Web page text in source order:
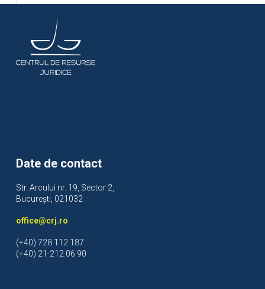
Date de contact
Str. Arcului nr. 19, Sector 2,
București, 021032
office@crj.ro
(+40) 728 112 187
(+40) 21-212.06.90